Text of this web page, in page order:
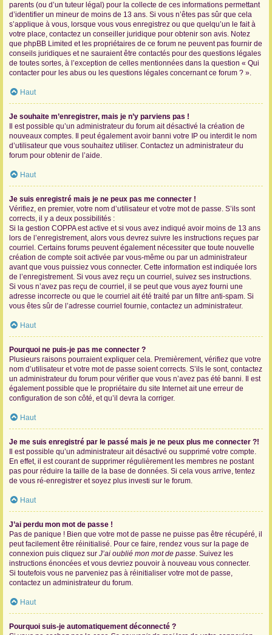
parents (ou d’un tuteur légal) pour la collecte de ces informations permettant
d’identifier un mineur de moins de 13 ans. Si vous n’êtes pas sûr que cela
s’applique à vous, lorsque vous vous enregistrez ou que quelqu’un le fait à
votre place, contactez un conseiller juridique pour obtenir son avis. Notez
que phpBB Limited et les propriétaires de ce forum ne peuvent pas fournir de
conseils juridiques et ne sauraient être contactés pour des questions légales
de toutes sortes, à l’exception de celles mentionnées dans la question « Qui
contacter pour les abus ou les questions légales concernant ce forum ? ».
Haut
Je souhaite m’enregistrer, mais je n’y parviens pas !
Il est possible qu’un administrateur du forum ait désactivé la création de
nouveaux comptes. Il peut également avoir banni votre IP ou interdit le nom
d’utilisateur que vous souhaitez utiliser. Contactez un administrateur du
forum pour obtenir de l’aide.
Haut
Je suis enregistré mais je ne peux pas me connecter !
Vérifiez, en premier, votre nom d’utilisateur et votre mot de passe. S’ils sont
corrects, il y a deux possibilités :
Si la gestion COPPA est active et si vous avez indiqué avoir moins de 13 ans
lors de l’enregistrement, alors vous devrez suivre les instructions reçues par
courriel. Certains forums peuvent également nécessiter que toute nouvelle
création de compte soit activée par vous-même ou par un administrateur
avant que vous puissiez vous connecter. Cette information est indiquée lors
de l’enregistrement. Si vous avez reçu un courriel, suivez ses instructions.
Si vous n’avez pas reçu de courriel, il se peut que vous ayez fourni une
adresse incorrecte ou que le courriel ait été traité par un filtre anti-spam. Si
vous êtes sûr de l’adresse courriel fournie, contactez un administrateur.
Haut
Pourquoi ne puis-je pas me connecter ?
Plusieurs raisons pourraient expliquer cela. Premièrement, vérifiez que votre
nom d’utilisateur et votre mot de passe soient corrects. S’ils le sont, contactez
un administrateur du forum pour vérifier que vous n’avez pas été banni. Il est
également possible que le propriétaire du site Internet ait une erreur de
configuration de son côté, et qu’il devra la corriger.
Haut
Je me suis enregistré par le passé mais je ne peux plus me connecter ?!
Il est possible qu’un administrateur ait désactivé ou supprimé votre compte.
En effet, il est courant de supprimer régulièrement les membres ne postant
pas pour réduire la taille de la base de données. Si cela vous arrive, tentez
de vous ré-enregistrer et soyez plus investi sur le forum.
Haut
J’ai perdu mon mot de passe !
Pas de panique ! Bien que votre mot de passe ne puisse pas être récupéré, il
peut facilement être réinitialisé. Pour ce faire, rendez vous sur la page de
connexion puis cliquez sur J’ai oublié mon mot de passe. Suivez les
instructions énoncées et vous devriez pouvoir à nouveau vous connecter.
Si toutefois vous ne parveniez pas à réinitialiser votre mot de passe,
contactez un administrateur du forum.
Haut
Pourquoi suis-je automatiquement déconnecté ?